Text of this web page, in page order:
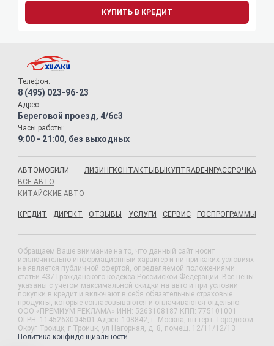
КУПИТЬ В КРЕДИТ
Телефон:
8 (495) 023-96-23
Адрес:
Береговой проезд, 4/6с3
Часы работы:
9:00 - 21:00, без выходных
АВТОМОБИЛИ
ВСЕ АВТО
КИТАЙСКИЕ АВТО
ЛИЗИНГКОНТАКТЫ ВЫКУП TRADE-IN РАССРОЧКА
КРЕДИТ ДИРЕКТ ОТЗЫВЫ УСЛУГИ СЕРВИС ГОСПРОГРАММЫ
Обращаем Ваше внимание на то, что данный сайт носит
исключительно информационный характер и ни при каких условиях
не является публичной офертой, определяемой положениями
статьи 437 Гражданского кодекса Российской Федерации. Все цены
указаны с учетом максимальной скидки на авто и при условии
покупки в кредит и включают в себя обязательные страховые
продукты, которые согласовываются и оплачиваются отдельно.
ООО «ПРЕМИУМ РЕКЛАМА» ИНН: 5263108187 КПП: 775101001
ОГРН: 1145263004501 Адрес: 108842, г. Москва, вн.тер.г. Городской
Округ Троицк, г Троицк, ул Нагорная, д. 8, помещ. 12/11/12/13
Политика конфиденциальности